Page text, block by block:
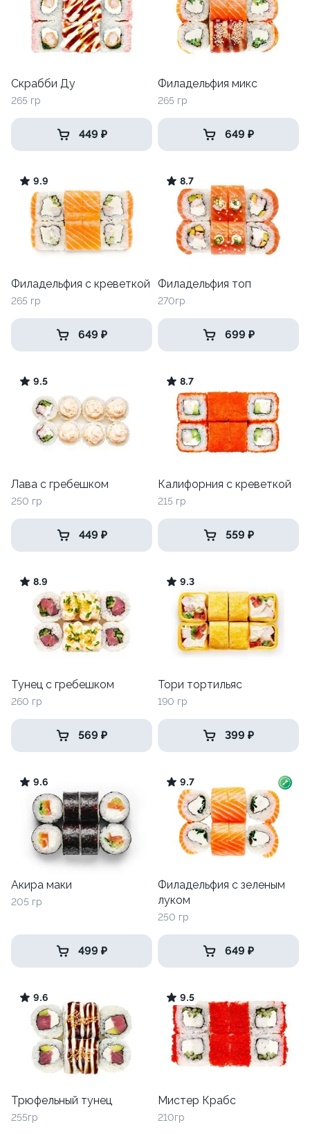
Скрабби Ду
265 гр
449 ₽
Филадельфия микс
265 гр
649 ₽
9.9
Филадельфия с креветкой
265 гр
649 ₽
8.7
Филадельфия топ
270гр
699 ₽
9.5
Лава с гребешком
250 гр
449 ₽
8.7
Калифорния с креветкой
215 гр
559 ₽
8.9
Тунец с гребешком
260 гр
569 ₽
9.3
Тори тортильяс
190 гр
399 ₽
9.6
Акира маки
205 гр
499 ₽
9.7
Филадельфия с зеленым
луком
250 гр
649 ₽
9.6
Трюфельный тунец
255гр
9.5
Мистер Крабс
210гр